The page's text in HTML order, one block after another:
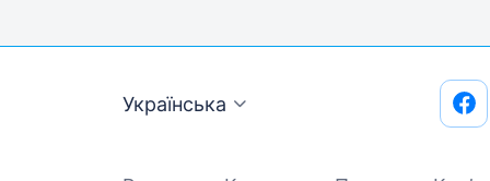
Українська